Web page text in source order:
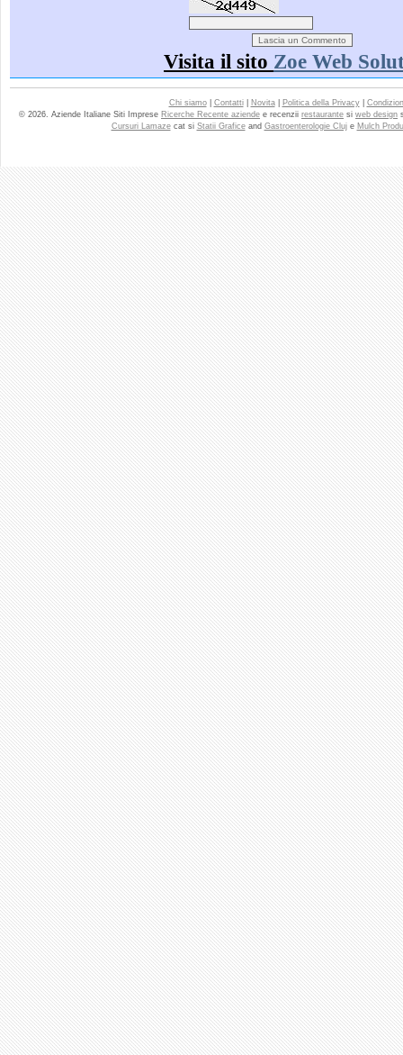
Visita il sito Zoe Web
Chi siamo| Contatti| Novita| Politica della Privacy|
© 2026. Aziende Italiane Siti Imprese Ricerche Recente aziende e recenzii restaurante si web design
Cursuri Lamazecat si Statii Graficeand Gastroenterologie Cluje Mulch